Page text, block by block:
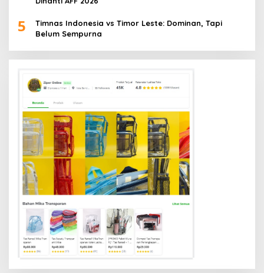
5
Timnas Indonesia vs Timor Leste: Dominan, Tapi
Belum Sempurna